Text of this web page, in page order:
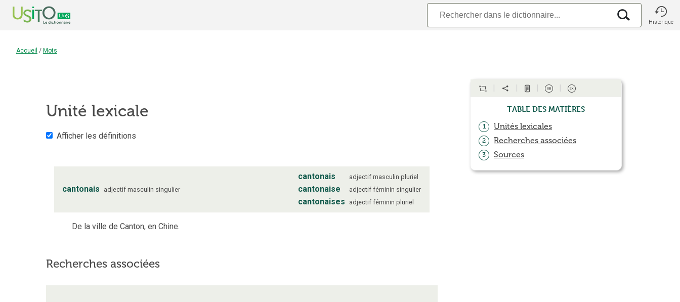
Historique
Accueil / Mots
Unité lexicale
Afficher les définitions
cantonais adjectif masculin singulier
cantonais adjectif masculin pluriel
cantonaise adjectif féminin singulier
cantonaises adjectif féminin pluriel
De la ville de Canton, en Chine.
Recherches associées
Table des matières
1 Unités lexicales
2 Recherches associées
3 Sources